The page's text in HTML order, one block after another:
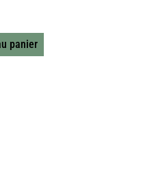
panier